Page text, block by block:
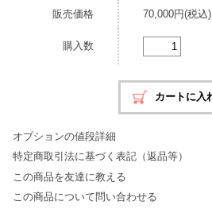
販売価格 70,000円(税込)
購入数
オプションの値段詳細
特定商取引法に基づく表記（返品等）
この商品を友達に教える
この商品について問い合わせる